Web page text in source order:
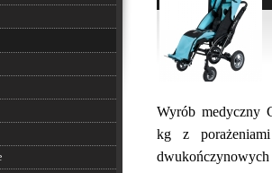
Wyrób medyczny
kg z